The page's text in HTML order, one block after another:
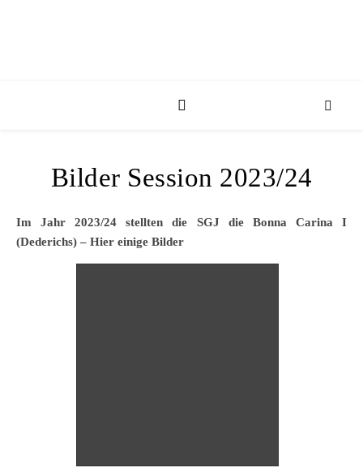
Bilder Session 2023/24
Im Jahr 2023/24 stellten die SGJ die Bonna Carina I
(Dederichs) – Hier einige Bilder